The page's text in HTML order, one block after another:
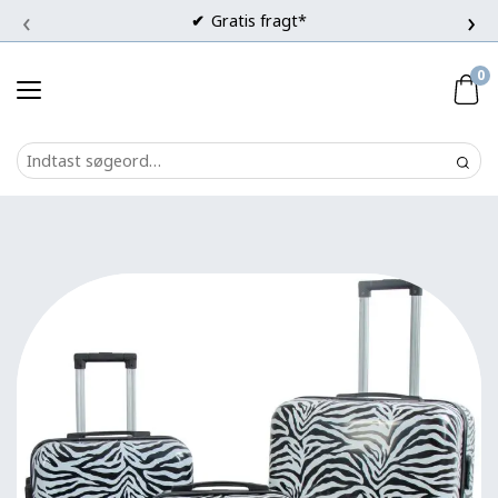
Gratis fragt*
‹ ›
0